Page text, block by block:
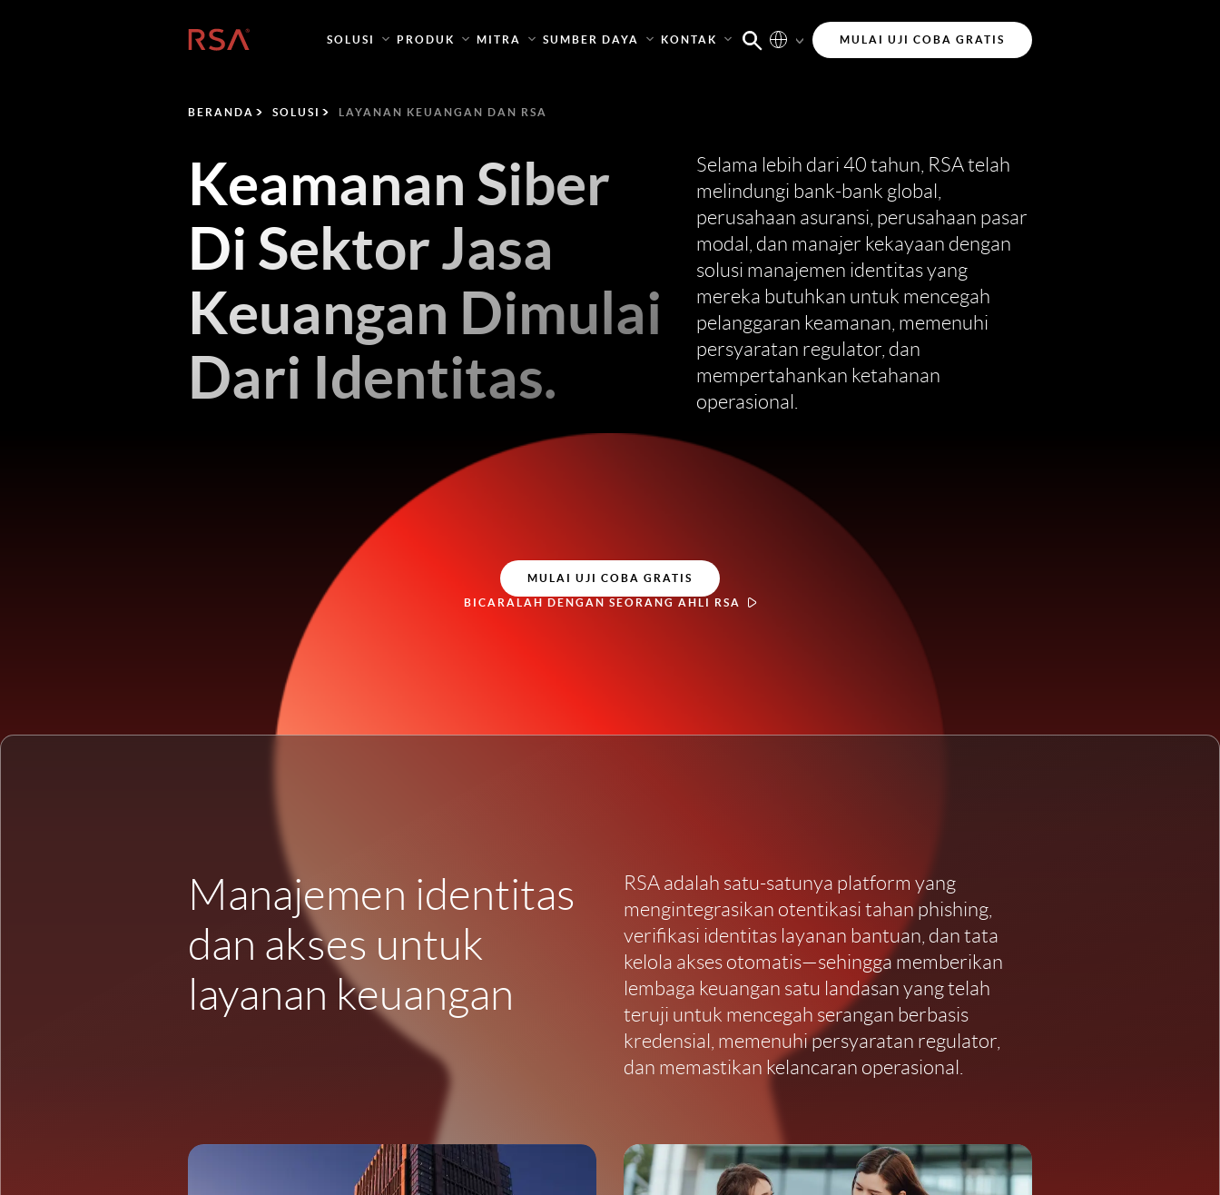
Beranda SOLUSI PRODUK MITRA SUMBER DAYA KONTAK MULAI UJI COBA GRATIS
BERANDA SOLUSI LAYANAN KEUANGAN DAN RSA
Keamanan Siber
Di Sektor Jasa
Keuangan Dimulai
Dari Identitas.
Selama lebih dari 40 tahun, RSA telah
melindungi bank-bank global,
perusahaan asuransi, perusahaan pasar
modal, dan manajer kekayaan dengan
solusi manajemen identitas yang
mereka butuhkan untuk mencegah
pelanggaran keamanan, memenuhi
persyaratan regulator, dan
mempertahankan ketahanan
operasional.
MULAI UJI COBA GRATIS
BICARALAH DENGAN SEORANG AHLI RSA
Manajemen identitas
dan akses untuk
layanan keuangan
RSA adalah satu-satunya platform yang
mengintegrasikan otentikasi tahan phishing,
verifikasi identitas layanan bantuan, dan tata
kelola akses otomatis—sehingga memberikan
lembaga keuangan satu landasan yang telah
teruji untuk mencegah serangan berbasis
kredensial, memenuhi persyaratan regulator,
dan memastikan kelancaran operasional.